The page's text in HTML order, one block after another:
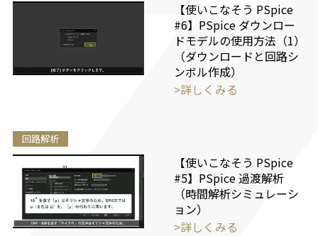
【使いこなそう PSpice
#6】PSpice ダウンロー
ドモデルの使用方法（1）
（ダウンロードと回路シ
ンボル作成）
>詳しくみる
回路解析
【使いこなそう PSpice
#5】PSpice 過渡解析
（時間解析シミュレーシ
ョン）
>詳しくみる